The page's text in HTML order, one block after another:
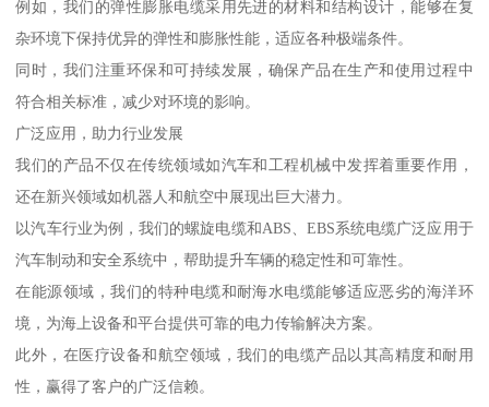
例如，我们的弹性膨胀电缆采用先进的材料和结构设计，能够在复
杂环境下保持优异的弹性和膨胀性能，适应各种极端条件。
同时，我们注重环保和可持续发展，确保产品在生产和使用过程中
符合相关标准，减少对环境的影响。
广泛应用，助力行业发展
我们的产品不仅在传统领域如汽车和工程机械中发挥着重要作用，
还在新兴领域如机器人和航空中展现出巨大潜力。
以汽车行业为例，我们的螺旋电缆和ABS、EBS系统电缆广泛应用于
汽车制动和安全系统中，帮助提升车辆的稳定性和可靠性。
在能源领域，我们的特种电缆和耐海水电缆能够适应恶劣的海洋环
境，为海上设备和平台提供可靠的电力传输解决方案。
此外，在医疗设备和航空领域，我们的电缆产品以其高精度和耐用
性，赢得了客户的广泛信赖。